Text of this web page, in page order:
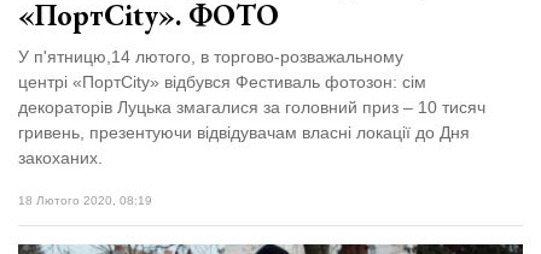
«ПортCity». ФОТО
У п'ятницю,14 лютого, в торгово-розважальному
центрі «ПортCity» відбувся Фестиваль фотозон: сім
декораторів Луцька змагалися за головний приз – 10 тисяч
гривень, презентуючи відвідувачам власні локації до Дня
закоханих.
18 Лютого 2020, 08:19